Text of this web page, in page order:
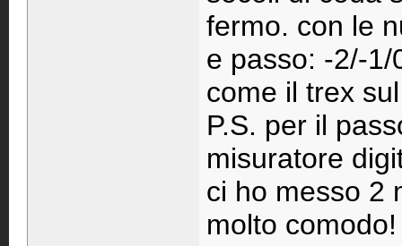
fermo. con le
e passo: -2/-
come il trex
P.S. per il
misuratore
ci ho messo 2
molto